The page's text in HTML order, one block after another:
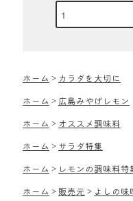
ホーム > カラダを大切に
ホーム > 広島みやげレモン
ホーム > オススメ調味料
ホーム > サラダ特集
ホーム > レモンの調味料特
ホーム > 販売元 > よしの味